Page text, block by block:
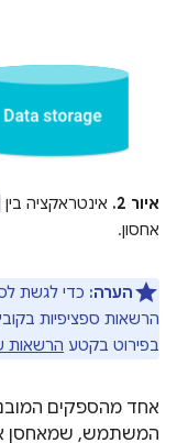
איור 2. אינטראקציה בין
אחסון.
הערה: כדי לגשת
הרשאות ספציפיות
בפירוט בקטע הרשאות
המשתמש, שמאחסן